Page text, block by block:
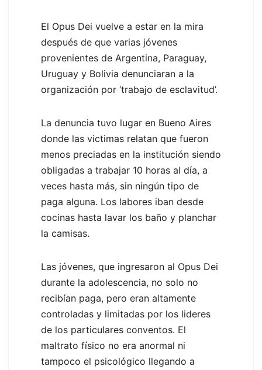
El Opus Dei vuelve a estar en la mira
después de que varias jóvenes
provenientes de Argentina, Paraguay,
Uruguay y Bolivia denunciaran a la
organización por ‘trabajo de esclavitud’.
La denuncia tuvo lugar en Bueno Aires
donde las victimas relatan que fueron
menos preciadas en la institución siendo
obligadas a trabajar 10 horas al día, a
veces hasta más, sin ningún tipo de
paga alguna. Los labores iban desde
cocinas hasta lavar los baño y planchar
la camisas.
Las jóvenes, que ingresaron al Opus Dei
durante la adolescencia, no solo no
recibían paga, pero eran altamente
controladas y limitadas por los lideres
de los particulares conventos. El
maltrato físico no era anormal ni
tampoco el psicológico llegando a